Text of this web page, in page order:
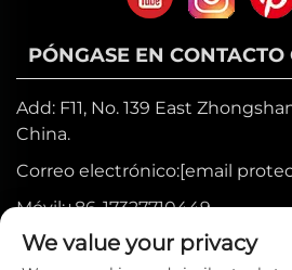
PÓNGASE EN CONTACTO
Add: F11, No. 139 East
China.
Correo electrónico:[email
Móvil:+86-17327710449
Tel.:+86-025-84573776
We value your privacy